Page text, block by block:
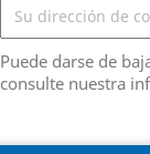
Puede darse de
consulte nuestra